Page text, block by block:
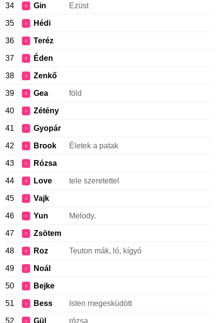
34 ♀ Gin Ezüst
35 ♀ Hédi
36 ♀ Teréz
37 ♀ Éden
38 ♀ Zenkő
39 ♀ Gea föld
40 ♀ Zétény
41 ♀ Gyopár
42 ♀ Brook Életek a patak
43 ♀ Rózsa
44 ♀ Love tele szeretettel
45 ♀ Vajk
46 ♀ Yun Melody.
47 ♀ Zsötem
48 ♀ Roz Teuton mák, ló, kígyó
49 ♀ Noál
50 ♀ Bejke
51 ♀ Bess Isten megesküdött
52 ♀ Gül rózsa